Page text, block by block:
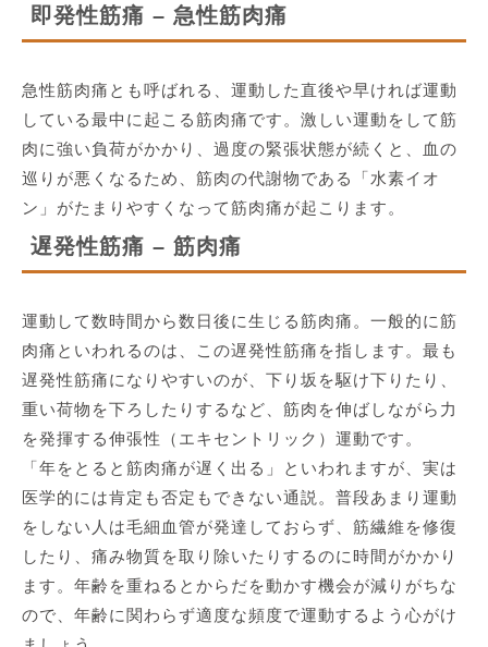
即発性筋痛 – 急性筋肉痛
急性筋肉痛とも呼ばれる、運動した直後や早ければ運動
している最中に起こる筋肉痛です。激しい運動をして筋
肉に強い負荷がかかり、過度の緊張状態が続くと、血の
巡りが悪くなるため、筋肉の代謝物である「水素イオ
ン」がたまりやすくなって筋肉痛が起こります。
遅発性筋痛 – 筋肉痛
運動して数時間から数日後に生じる筋肉痛。一般的に筋
肉痛といわれるのは、この遅発性筋痛を指します。最も
遅発性筋痛になりやすいのが、下り坂を駆け下りたり、
重い荷物を下ろしたりするなど、筋肉を伸ばしながら力
を発揮する伸張性（エキセントリック）運動です。
「年をとると筋肉痛が遅く出る」といわれますが、実は
医学的には肯定も否定もできない通説。普段あまり運動
をしない人は毛細血管が発達しておらず、筋繊維を修復
したり、痛み物質を取り除いたりするのに時間がかかり
ます。年齢を重ねるとからだを動かす機会が減りがちな
ので、年齢に関わらず適度な頻度で運動するよう心がけ